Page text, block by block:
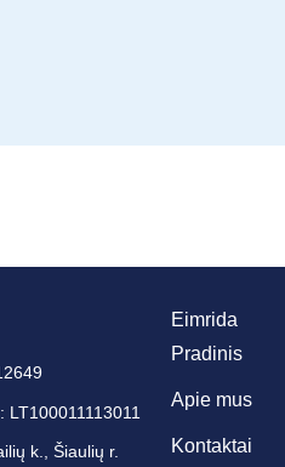
LT100011113011
k., Šiaulių r.
Eimrida
Pradinis
Apie mus
Kontaktai